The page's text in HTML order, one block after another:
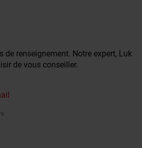
de renseignement. Notre expert, Luk
de vous conseiller.